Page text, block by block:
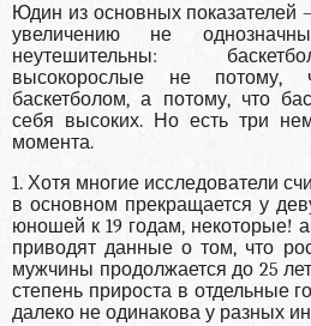
Юдин из основных показателей
увеличению не
неутешительны:
высокорослые не потому,
баскетболом, а потому, что
себя высоких. Но есть три
момента.
1. Хотя многие исследователи
в основном прекращается у
юношей к 19 годам, некоторые!
приводят данные о том, что
мужчины продолжается до 25
степень прироста в отдельные
далеко не одинакова у разных